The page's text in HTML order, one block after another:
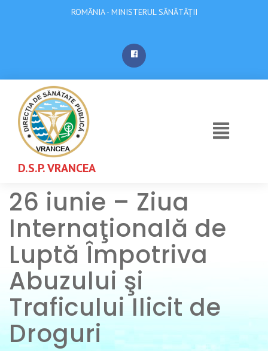
ROMÂNIA - MINISTERUL SĂNĂTĂȚII
D.S.P. VRANCEA
26 iunie – Ziua
Internaţională de
Luptă Împotriva
Abuzului şi
Traficului Ilicit de
Droguri